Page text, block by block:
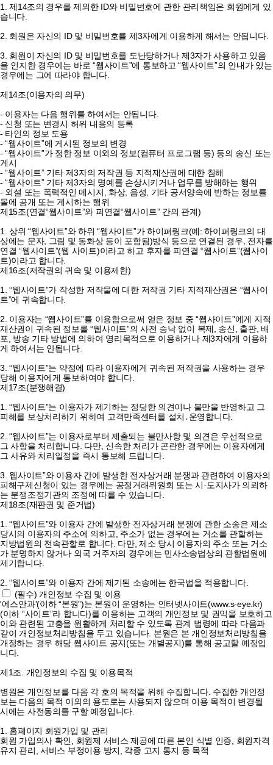
1. 제14조의 경우를 제외한 ID와 비밀번호에 관한 관리책임은 회원에게 있
습니다.
2. 회원은 자신의 ID 및 비밀번호를 제3자에게 이용하게 해서는 안됩니다.
3. 회원이 자신의 ID 및 비밀번호를 도난당하거나 제3자가 사용하고 있음
을 인지한 경우에는 바로 “웹사이트”에 통보하고 “웹사이트”의 안내가 있는
경우에는 그에 따라야 합니다.
제14조(이용자의 의무)
- 이용자는 다음 행위를 하여서는 안됩니다.
- 신청 또는 변경시 허위 내용의 등록
- 타인의 정보 도용
- “웹사이트”에 게시된 정보의 변경
- “웹사이트”가 정한 정보 이외의 정보(컴퓨터 프로그램 등) 등의 송신 또는
게시
- “웹사이트” 기타 제3자의 저작권 등 지적재산권에 대한 침해
- “웹사이트” 기타 제3자의 명예를 손상시키거나 업무를 방해하는 행위
- 외설 또는 폭력적인 메시지, 화상, 음성, 기타 공서양속에 반하는 정보를
몰에 공개 또는 게시하는 행위
제15조(연결“웹사이트”와 피연결“웹사이트” 간의 관계)
1. 상위 “웹사이트”와 하위 “웹사이트”가 하이퍼링크(예: 하이퍼링크의 대
상에는 문자, 그림 및 동화상 등이 포함됨)방식 등으로 연결된 경우, 전자를
연결 “웹사이트”(웹 사이트)이라고 하고 후자를 피연결 “웹사이트”(웹사이
트)이라고 합니다.
제16조(저작권의 귀속 및 이용제한)
1. “웹사이트”가 작성한 저작물에 대한 저작권 기타 지적재산권은 “웹사이
트”에 귀속합니다.
2. 이용자는 “웹사이트”를 이용함으로써 얻은 정보 중 “웹사이트”에게 지적
재산권이 귀속된 정보를 “웹사이트”의 사전 승낙 없이 복제, 송신, 출판, 배
포, 방송 기타 방법에 의하여 영리목적으로 이용하거나 제3자에게 이용하
게 하여서는 안됩니다.
3. “웹사이트”는 약정에 따라 이용자에게 귀속된 저작권을 사용하는 경우
당해 이용자에게 통보하여야 합니다.
제17조(분쟁해결)
1. “웹사이트”는 이용자가 제기하는 정당한 의견이나 불만을 반영하고 그
피해를 보상처리하기 위하여 고객만족센터를 설치․운영합니다.
2. “웹사이트”는 이용자로부터 제출되는 불만사항 및 의견은 우선적으로
그 사항을 처리합니다. 다만, 신속한 처리가 곤란한 경우에는 이용자에게
그 사유와 처리일정을 즉시 통보해 드립니다.
3. 웹사이트”와 이용자 간에 발생한 전자상거래 분쟁과 관련하여 이용자의
피해구제신청이 있는 경우에는 공정거래위원회 또는 시·도지사가 의뢰하
는 분쟁조정기관의 조정에 따를 수 있습니다.
제18조(재판권 및 준거법)
1. “웹사이트”와 이용자 간에 발생한 전자상거래 분쟁에 관한 소송은 제소
당시의 이용자의 주소에 의하고, 주소가 없는 경우에는 거소를 관할하는
지방법원의 전속관할로 합니다. 다만, 제소 당시 이용자의 주소 또는 거소
가 분명하지 않거나 외국 거주자의 경우에는 민사소송법상의 관할법원에
제기합니다.
2. “웹사이트”와 이용자 간에 제기된 소송에는 한국법을 적용합니다.
(필수) 개인정보 수집 및 이용
'에스안과'(이하 “본원”)는 본원이 운영하는 인터넷사이트(www.s-eye.kr)
(이하 “사이트”라 합니다)를 이용하는 고객의 개인정보 및 권익을 보호하고
이와 관련된 고충을 원활하게 처리할 수 있도록 관계 법령에 따라 다음과
같이 개인정보처리방침을 두고 있습니다. 본원은 본 개인정보처리방침을
개정하는 경우 해당 웹사이트 공지(또는 개별공지)를 통해 공고할 예정입
니다.
제1조. 개인정보의 수집 및 이용목적
병원은 개인정보를 다음 각 호의 목적을 위해 수집합니다. 수집한 개인정
보는 다음의 목적 이외의 용도로는 사용되지 않으며 이용 목적이 변경될
시에는 사전동의를 구할 예정입니다.
1. 홈페이지 회원가입 및 관리
회원 가입의사 확인, 회원제 서비스 제공에 따른 본인 식별 인증, 회원자격
유지 관리, 서비스 부정이용 방지, 각종 고지 통지 등 목적